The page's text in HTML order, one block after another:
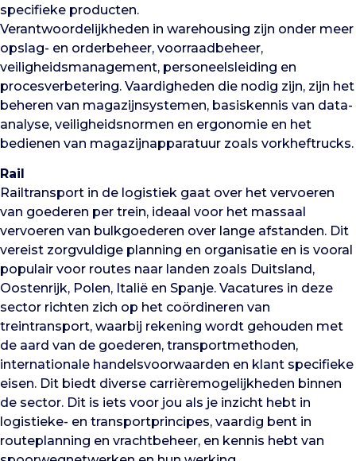
specifieke producten.
Verantwoordelijkheden in warehousing zijn onder meer
opslag- en orderbeheer, voorraadbeheer,
veiligheidsmanagement, personeelsleiding en
procesverbetering. Vaardigheden die nodig zijn, zijn het
beheren van magazijnsystemen, basiskennis van data-
analyse, veiligheidsnormen en ergonomie en het
bedienen van magazijnapparatuur zoals vorkheftrucks.
Rail
Railtransport in de logistiek gaat over het vervoeren
van goederen per trein, ideaal voor het massaal
vervoeren van bulkgoederen over lange afstanden. Dit
vereist zorgvuldige planning en organisatie en is vooral
populair voor routes naar landen zoals Duitsland,
Oostenrijk, Polen, Italië en Spanje. Vacatures in deze
sector richten zich op het coördineren van
treintransport, waarbij rekening wordt gehouden met
de aard van de goederen, transportmethoden,
internationale handelsvoorwaarden en klant specifieke
eisen. Dit biedt diverse carrièremogelijkheden binnen
de sector. Dit is iets voor jou als je inzicht hebt in
logistieke- en transportprincipes, vaardig bent in
routeplanning en vrachtbeheer, en kennis hebt van